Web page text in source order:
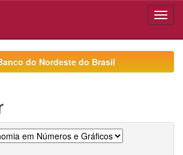
do Nordeste do Brasil